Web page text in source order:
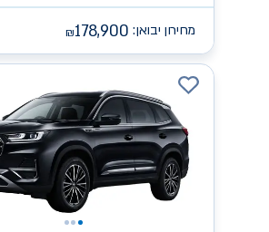
מחירון יבואן: ₪178,900